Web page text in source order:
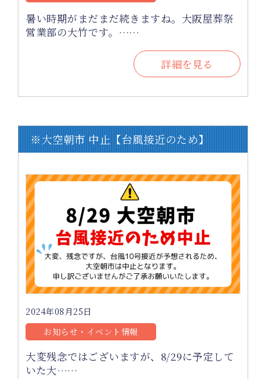
暑い時期がまだまだ続きますね。大阪屋葬祭
営業部の大竹です。……
詳細を見る
※大空朝市 中止【台風接近のため】
2024年08月25日
お知らせ・イベント情報
大変残念ではございますが、8/29に予定して
いた大……